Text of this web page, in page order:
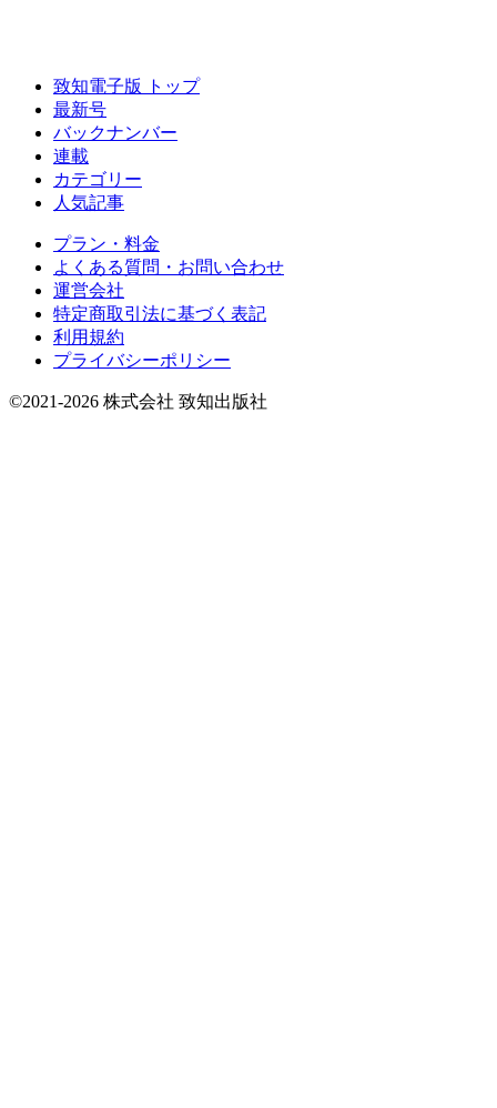
致知電子版 トップ
最新号
バックナンバー
連載
カテゴリー
人気記事
プラン・料金
よくある質問・お問い合わせ
運営会社
特定商取引法に基づく表記
利用規約
プライバシーポリシー
©2021-2026 株式会社 致知出版社